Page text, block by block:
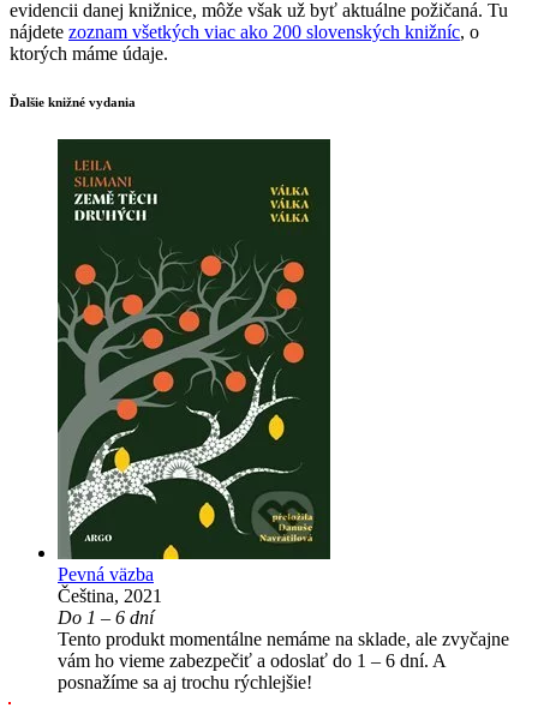
evidencii danej knižnice, môže však už byť aktuálne požičaná. Tu
nájdete zoznam všetkých viac ako 200 slovenských knižníc, o
ktorých máme údaje.
Ďalšie knižné vydania
Pevná väzba
Čeština, 2021
Do 1 – 6 dní
Tento produkt momentálne nemáme na sklade, ale zvyčajne
vám ho vieme zabezpečiť a odoslať do 1 – 6 dní. A
posnažíme sa aj trochu rýchlejšie!